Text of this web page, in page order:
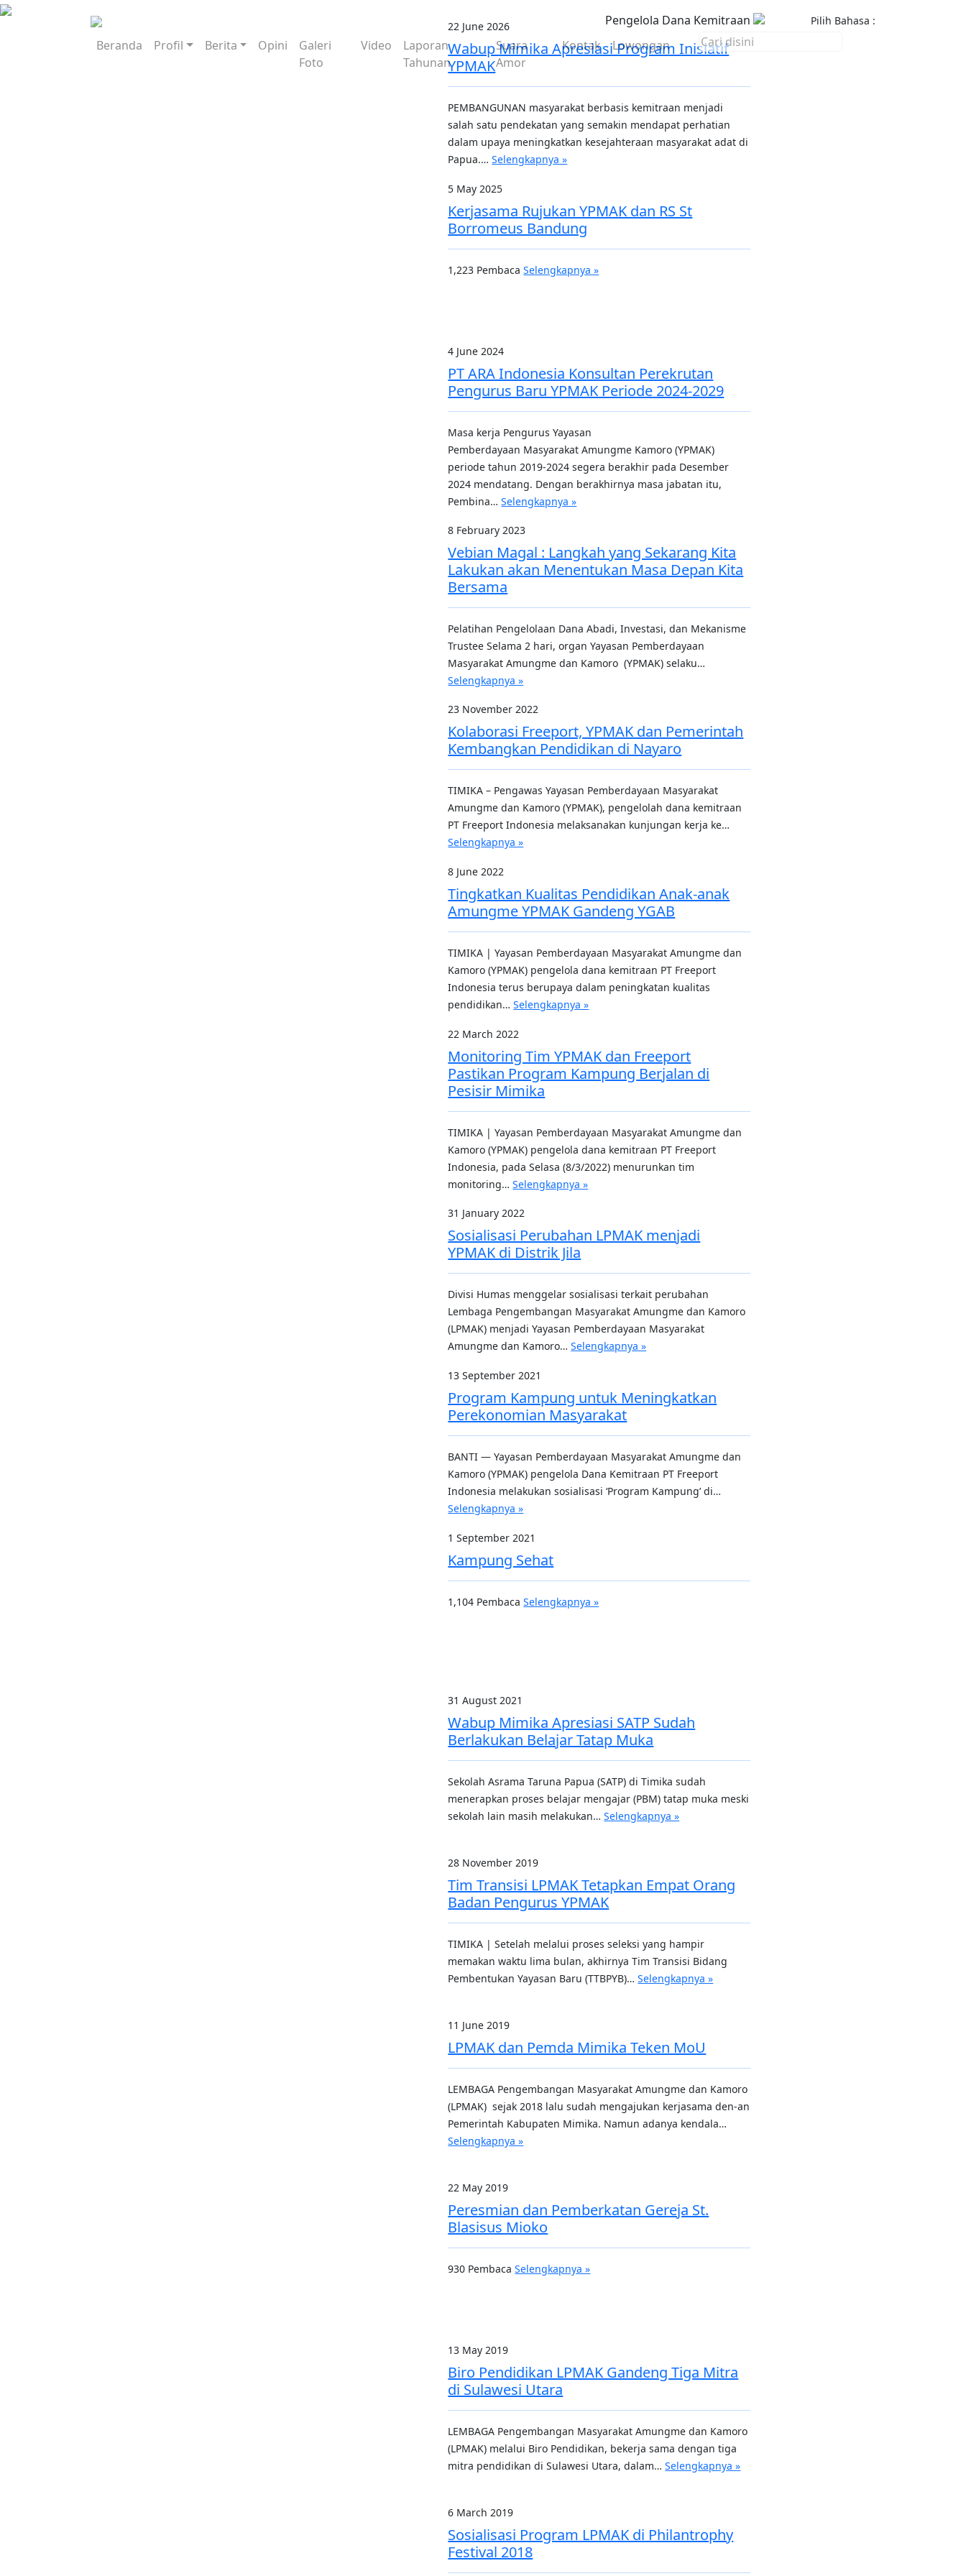
Pengelola Dana Kemitraan Pilih Bahasa :
Beranda Profil Berita Opini
Galeri
Foto
Video
Laporan
Tahunan
Suara
Amor
Kontak Lowongan
22 June 2026
Wabup Mimika Apresiasi Program Inisiatif
YPMAK
PEMBANGUNAN masyarakat berbasis kemitraan menjadi
salah satu pendekatan yang semakin mendapat perhatian
dalam upa­ya meningkatkan kesejahteraan masyarakat adat di
Papua.…Selengkapnya »
5 May 2025
Kerjasama Rujukan YPMAK dan RS St
Borromeus Bandung
1,223 PembacaSelengkapnya »
4 June 2024
PT ARA Indonesia Konsultan Perekrutan
Pengurus Baru YPMAK Periode 2024-2029
Masa kerja Pengurus Yayasan
Pemberdayaan Masyarakat Amungme Kamoro (YPMAK)
periode tahun 2019-2024 segera berakhir pada Desember
2024 mendatang. Dengan berakhirnya masa jabatan itu,
Pembina…Selengkapnya »
8 February 2023
Vebian Magal : Langkah yang Sekarang Kita
Lakukan akan Menentukan Masa Depan Kita
Bersama
Pelatihan Pengelolaan Dana Abadi, Investasi, dan Mekanisme
Trustee Selama 2 hari, organ Yayasan Pemberdayaan
Masyarakat Amungme dan Kamoro (YPMAK) selaku…
Selengkapnya »
23 November 2022
Kolaborasi Freeport, YPMAK dan Pemerintah
Kembangkan Pendidikan di Nayaro
TIMIKA – Pengawas Yayasan Pemberdayaan Masyarakat
Amungme dan Kamoro (YPMAK), pengelolah dana kemitraan
PT Freeport Indonesia melaksanakan kunjungan kerja ke…
Selengkapnya »
8 June 2022
Tingkatkan Kualitas Pendidikan Anak-anak
Amungme YPMAK Gandeng YGAB
TIMIKA | Yayasan Pemberdayaan Masyarakat Amungme dan
Kamoro (YPMAK) pengelola dana kemitraan PT Freeport
Indonesia terus berupaya dalam peningkatan kualitas
pendidikan…Selengkapnya »
22 March 2022
Monitoring Tim YPMAK dan Freeport
Pastikan Program Kampung Berjalan di
Pesisir Mimika
TIMIKA | Yayasan Pemberdayaan Masyarakat Amungme dan
Kamoro (YPMAK) pengelola dana kemitraan PT Freeport
Indonesia, pada Selasa (8/3/2022) menurunkan tim
monitoring…Selengkapnya »
31 January 2022
Sosialisasi Perubahan LPMAK menjadi
YPMAK di Distrik Jila
Divisi Humas menggelar sosialisasi terkait perubahan
Lembaga Pengembangan Masyarakat Amungme dan Kamoro
(LPMAK) menjadi Yayasan Pemberdayaan Masyarakat
Amungme dan Kamoro…Selengkapnya »
13 September 2021
Program Kampung untuk Meningkatkan
Perekonomian Masyarakat
BANTI — Yayasan Pemberdayaan Masyarakat Amungme dan
Kamoro (YPMAK) pengelola Dana Kemitraan PT Freeport
Indonesia melakukan sosialisasi ‘Program Kampung’ di…
Selengkapnya »
1 September 2021
Kampung Sehat
1,104 PembacaSelengkapnya »
31 August 2021
Wabup Mimika Apresiasi SATP Sudah
Berlakukan Belajar Tatap Muka
Sekolah Asrama Taruna Papua (SATP) di Timika sudah
menerapkan proses belajar mengajar (PBM) tatap muka meski
sekolah lain masih melakukan…Selengkapnya »
28 November 2019
Tim Transisi LPMAK Tetapkan Empat Orang
Badan Pengurus YPMAK
TIMIKA | Setelah melalui proses seleksi yang hampir
memakan waktu lima bulan, akhirnya Tim Transisi Bidang
Pembentukan Yayasan Baru (TTBPYB)…Selengkapnya »
11 June 2019
LPMAK dan Pemda Mimika Teken MoU
LEMBAGA Pengembangan Masyarakat Amungme dan Kamoro
(LPMAK) sejak 2018 lalu sudah mengajukan kerjasama den-an
Pemerintah Kabupaten Mimika. Namun adanya kendala…
Selengkapnya »
22 May 2019
Peresmian dan Pemberkatan Gereja St.
Blasisus Mioko
930 PembacaSelengkapnya »
13 May 2019
Biro Pendidikan LPMAK Gandeng Tiga Mitra
di Sulawesi Utara
LEMBAGA Pengembangan Masyarakat Amungme dan Kamoro
(LPMAK) melalui Biro Pendidikan, bekerja sama dengan tiga
mitra pendidikan di Sulawesi Utara, dalam…Selengkapnya »
6 March 2019
Sosialisasi Program LPMAK di Philantrophy
Festival 2018